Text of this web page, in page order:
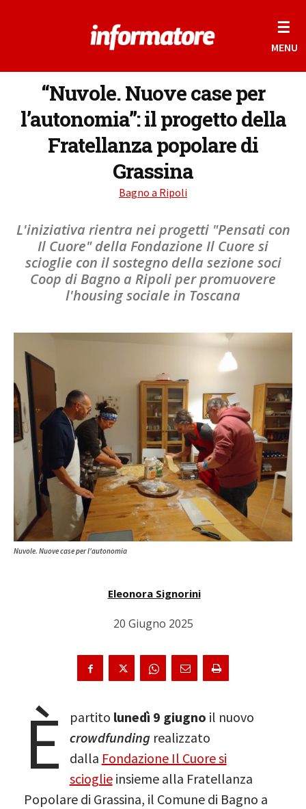
☰
MENU
“Nuvole. Nuove case per
l’autonomia”: il progetto della
Fratellanza popolare di
Grassina
Bagno a Ripoli
L'iniziativa rientra nei progetti "Pensati con
Il Cuore" della Fondazione Il Cuore si
scioglie con il sostegno della sezione soci
Coop di Bagno a Ripoli per promuovere
l'housing sociale in Toscana
Nuvole. Nuove case per l'autonomia
Eleonora Signorini
20 Giugno 2025
È partito lunedì 9 giugno il nuovo
crowdfunding realizzato
dalla Fondazione Il Cuore si
scioglieinsieme alla Fratellanza
Popolare di Grassina, il Comune di Bagno a